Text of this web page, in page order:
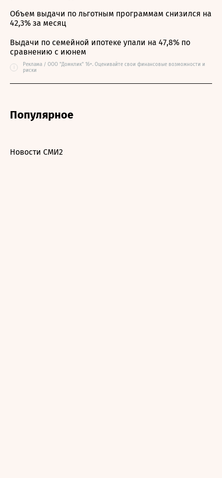
Объем выдачи по льготным программам снизился на
42,3% за месяц
Выдачи по семейной ипотеке упали на 47,8% по
сравнению с июнем
i
Реклама / ООО "Домклик" 16+. Оценивайте свои финансовые возможности и
риски
Популярное
Новости СМИ2